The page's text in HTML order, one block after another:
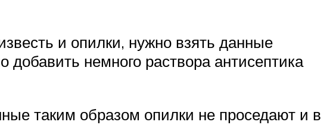
и опилки, нужно взять данные
немного раствора антисептика
таким образом опилки не проседают и в